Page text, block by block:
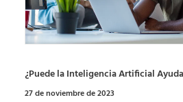
¿Puede la Inteligencia Artificial
27 de noviembre de 2023